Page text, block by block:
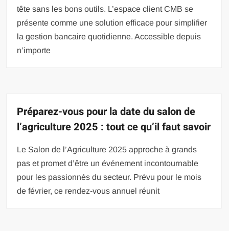
tête sans les bons outils. L’espace client CMB se
présente comme une solution efficace pour simplifier
la gestion bancaire quotidienne. Accessible depuis
n’importe
Préparez-vous pour la date du salon de
l’agriculture 2025 : tout ce qu’il faut savoir
Le Salon de l’Agriculture 2025 approche à grands
pas et promet d’être un événement incontournable
pour les passionnés du secteur. Prévu pour le mois
de février, ce rendez-vous annuel réunit